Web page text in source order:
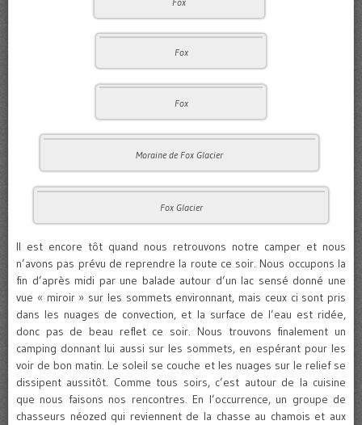
Fox
Fox
Moraine de Fox Glacier
Fox Glacier
Il est encore tôt quand nous retrouvons notre camper et nous
n’avons pas prévu de reprendre la route ce soir. Nous occupons la
fin d’après midi par une balade autour d’un lac sensé donné une
vue « miroir » sur les sommets environnant, mais ceux ci sont pris
dans les nuages de convection, et la surface de l’eau est ridée,
donc pas de beau reflet ce soir. Nous trouvons finalement un
camping donnant lui aussi sur les sommets, en espérant pour les
voir de bon matin. Le soleil se couche et les nuages sur le relief se
dissipent aussitôt. Comme tous soirs, c’est autour de la cuisine
que nous faisons nos rencontres. En l’occurrence, un groupe de
chasseurs néozed qui reviennent de la chasse au chamois et aux